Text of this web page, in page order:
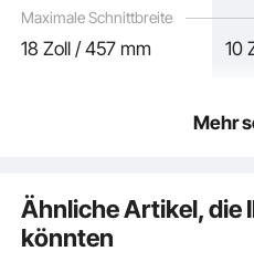
Maximale Schnittbreite
18 Zoll / 457 mm 10
Mehr
Ähnliche Artikel, die
könnten